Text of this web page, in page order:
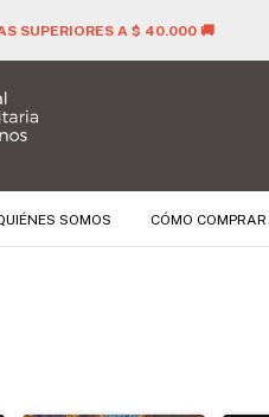
SUPERIORES A $ 40.000 🚚
SOMOS CÓMO COMPRAR